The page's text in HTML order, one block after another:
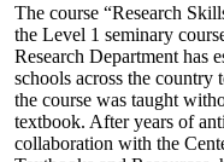
The course “Research
the Level 1 seminary
Research Department has
schools across the country
the course was taught
textbook. After years of
collaboration with the